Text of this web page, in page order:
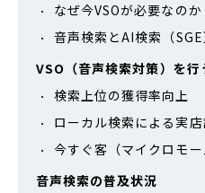
なぜ今VSOが必要なのか
音声検索とAI検索（
VSO（音声検索対策）を行
検索上位の獲得率向上
ローカル検索による実
今すぐ客（マイクロモ
音声検索の普及状況